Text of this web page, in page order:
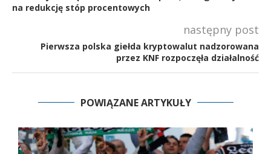
na redukcję stóp procentowych
następny post
Pierwsza polska giełda kryptowalut nadzorowana
przez KNF rozpoczęła działalność
POWIĄZANE ARTYKUŁY